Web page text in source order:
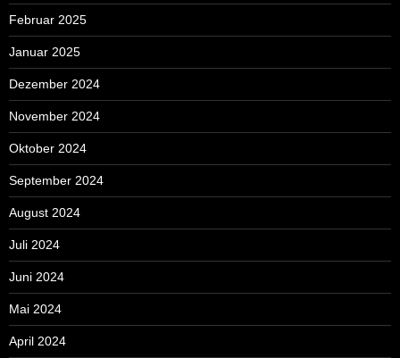
Februar 2025
Januar 2025
Dezember 2024
November 2024
Oktober 2024
September 2024
August 2024
Juli 2024
Juni 2024
Mai 2024
April 2024